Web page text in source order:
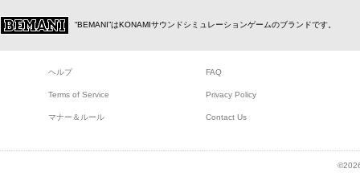
“BEMANI”はKONAMIサウンドシミュレーションゲームのブランドです。
ヘルプ FAQ
Terms of Service Privacy Policy
マナー＆ルール Contact Us